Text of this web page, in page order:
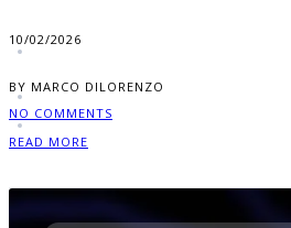
10/02/2026
BY MARCO DILORENZO
NO COMMENTS
READ MORE